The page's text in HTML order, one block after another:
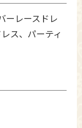
ーレースドレ
ス、パーティ